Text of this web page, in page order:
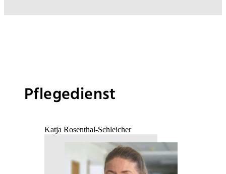
Pflegedienst
Katja Rosenthal-Schleicher